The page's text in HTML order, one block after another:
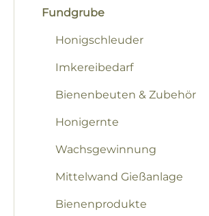
Fundgrube
Honigschleuder
Imkereibedarf
Bienenbeuten & Zubehör
Honigernte
Wachsgewinnung
Mittelwand Gießanlage
Bienenprodukte